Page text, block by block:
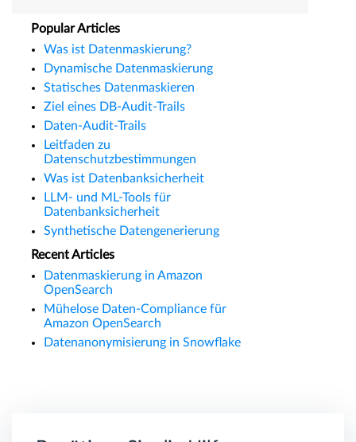
Popular Articles
Was ist Datenmaskierung?
Dynamische Datenmaskierung
Statisches Datenmaskieren
Ziel eines DB-Audit-Trails
Daten-Audit-Trails
Leitfaden zu
Datenschutzbestimmungen
Was ist Datenbanksicherheit
LLM- und ML-Tools für
Datenbanksicherheit
Synthetische Datengenerierung
Recent Articles
Datenmaskierung in Amazon
OpenSearch
Mühelose Daten-Compliance für
Amazon OpenSearch
Datenanonymisierung in Snowflake